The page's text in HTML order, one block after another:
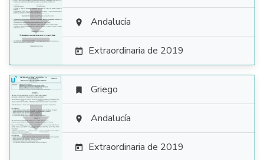
  Andalucía
 Extraordinaria de 2019

 Griego
 Andalucía
 Extraordinaria de 2019